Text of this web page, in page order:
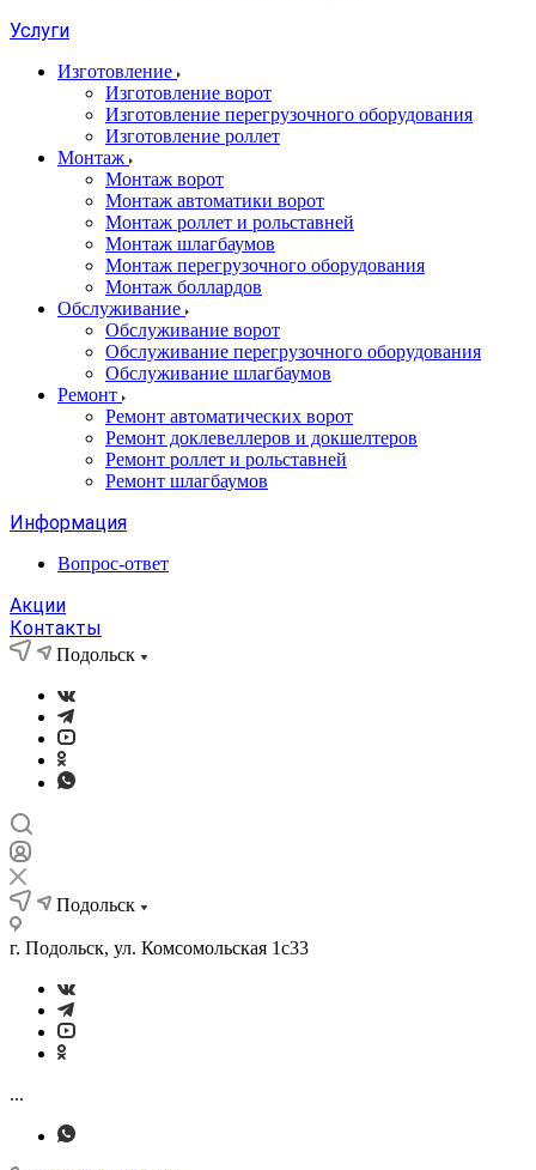
Услуги
Изготовление
Изготовление ворот
Изготовление перегрузочного оборудования
Изготовление роллет
Монтаж
Монтаж ворот
Монтаж автоматики ворот
Монтаж роллет и рольставней
Монтаж шлагбаумов
Монтаж перегрузочного оборудования
Монтаж боллардов
Обслуживание
Обслуживание ворот
Обслуживание перегрузочного оборудования
Обслуживание шлагбаумов
Ремонт
Ремонт автоматических ворот
Ремонт доклевеллеров и докшелтеров
Ремонт роллет и рольставней
Ремонт шлагбаумов
Информация
Вопрос-ответ
Акции
Контакты
Подольск
Подольск
г. Подольск, ул. Комсомольская 1с33
...